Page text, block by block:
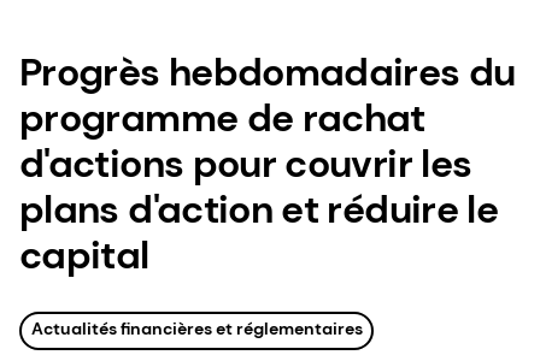
Progrès hebdomadaires du
programme de rachat
d'actions pour couvrir les
plans d'action et réduire le
capital
Actualités financières et réglementaires